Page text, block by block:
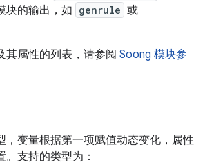
块的输出，如 genrule 或
其属性的列表，请参阅 Soong 模块参
，变量根据第一项赋值动态变化，属性
支持的类型为：